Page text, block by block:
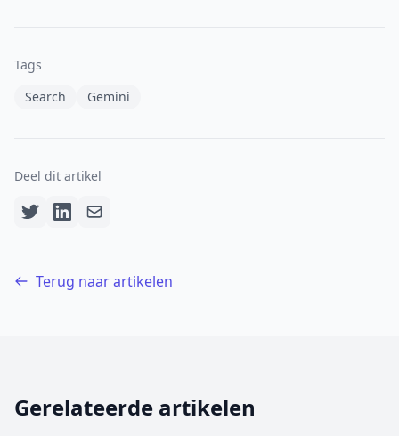
Tags
Search
Gemini
Deel dit artikel
Terug naar artikelen
Gerelateerde artikelen